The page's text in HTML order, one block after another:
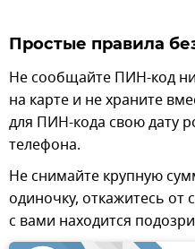
Простые правила
Не сообщайте ПИН-код
на карте и не храните
для ПИН-кода свою дату
телефона.
Не снимайте крупную
одиночку, откажитесь от
с вами находится